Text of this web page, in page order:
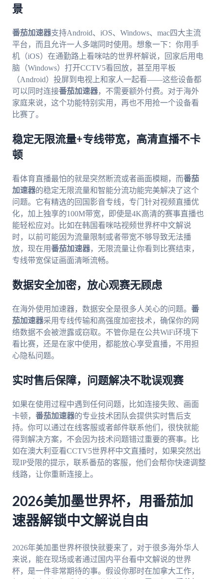
景
番茄加速器支持Android、iOS、Windows、mac四大主流
平台，而且允许一人多端同时使用。想象一下：你用手
机（iOS）在通勤路上看咪咕的世界杯解说，回家后用电
脑（Windows）打开CCTV5看回放，甚至用平板
（Android）投屏到电视上和家人一起看——这些设备都
可以同时连接番茄加速器，不需要额外付费。对于海外
家庭来说，这个功能特别实用，再也不用抢一个设备看
比赛了。
稳定无限流量+专线带宽，高清直播不卡
顿
看体育直播最怕的就是突然断流或者画面模糊，而番茄
加速器的稳定无限流量和智能分流功能完美解决了这个
问题。它有精选的回国影音专线，专门针对视频直播优
化，加上独享的100M带宽，即使是4K高清的赛事直播也
能轻松应对。比如在韩国看咪咕视频世界杯中文解说
时，以前可能因为流量限制或者带宽不够导致无法播
放，现在用番茄加速器，无限流量让你看到比赛结束，
专线带宽保证画面清晰流畅。
数据安全加密，放心观赛无顾虑
在海外使用加速器，数据安全是很多人关心的问题。 番
茄加速器采用专线传输和高强度加密技术，确保你的网
络数据不会被泄露或窃取。不管你是在公共WiFi环境下
看比赛，还是在家中使用，都能放心享受直播，不用担
心隐私问题。
实时售后保障，问题解决不耽误观赛
如果在使用过程中遇到任何问题，比如连接失败、画面
卡顿， 番茄加速器的专业技术团队会提供实时售后支
持。你可以通过在线客服或者邮件联系他们，很快就能
得到解决方案，不会因为技术问题错过重要的赛事。比
如在澳大利亚看CCTV5世界杯中文直播时，如果突然出
现IP受限的提示，联系番茄的客服，他们会帮你快速调整
线路，让你重新连接上。
2026美加墨世界杯，用番茄加
速器解锁中文解说自由
2026年美加墨世界杯很快就要来了，对于很多海外华人
来说，能在现场或者通过国内平台看中文解说的世界
杯，是一件非常期待的事。假设你那时在加拿大工作，